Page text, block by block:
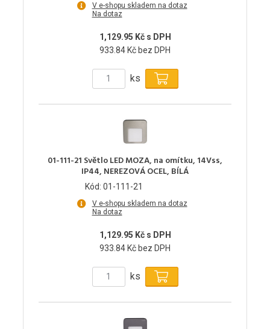
V e-shopu skladem na dotaz
Na dotaz
1,129.95 Kč s DPH
933.84 Kč bez DPH
ks
01-111-21 Světlo LED MOZA, na omítku, 14Vss,
IP44, NEREZOVÁ OCEL, BÍLÁ
Kód: 01-111-21
V e-shopu skladem na dotaz
Na dotaz
1,129.95 Kč s DPH
933.84 Kč bez DPH
ks